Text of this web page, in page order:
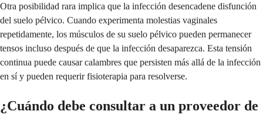
Otra posibilidad rara implica que la infección desencadene disfunción
del suelo pélvico. Cuando experimenta molestias vaginales
repetidamente, los músculos de su suelo pélvico pueden permanecer
tensos incluso después de que la infección desaparezca. Esta tensión
continua puede causar calambres que persisten más allá de la infección
en sí y pueden requerir fisioterapia para resolverse.
¿Cuándo debe consultar a un proveedor de